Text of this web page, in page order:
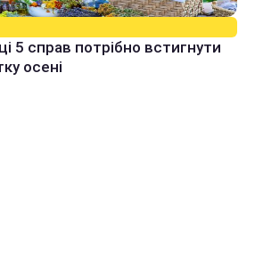
5 справ потрібно встигнути
осені